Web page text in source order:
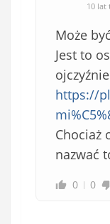
10 lat
Może
Jest to
https://
Chociaż
nazwać
0 0